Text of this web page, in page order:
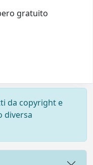
gratuito
da copyright e
diversa